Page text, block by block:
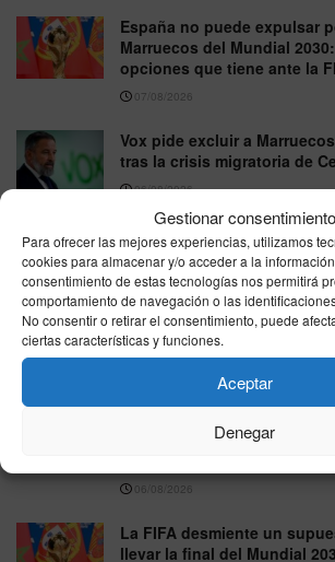
Gestionar consentimiento
Para ofrecer las mejores experiencias, utilizamos
cookies para almacenar y/o acceder a la
consentimiento de estas tecnologías nos permitirá
comportamiento de navegación o las
No consentir o retirar el consentimiento, puede
ciertas características y funciones.
Aceptar
Denegar
España no puede expulsar
Marruecos del Mundial
opciones que tiene ante la
07/08/2026
Vox pide excluir a
tras la crisis migratoria de
06/08/2026
GP de Gran Bretaña de
y dónde ver en directo la
06/08/2026
Rafa Jódar firma una gran
Moutet y avanza en el
atraer inversión privada al
06/08/2026
La FIFA desmiente un
llevar la final del Mundial